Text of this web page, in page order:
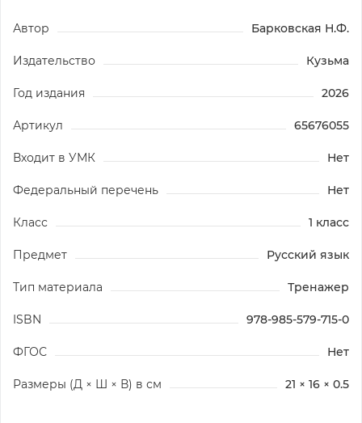
Автор Барковская Н.Ф.
Издательство Кузьма
Год издания 2026
Артикул 65676055
Входит в УМК Нет
Федеральный перечень Нет
Класс 1 класс
Предмет Русский язык
Тип материала Тренажер
ISBN 978-985-579-715-0
ФГОС Нет
Размеры (Д × Ш × В) в см 21 × 16 × 0.5